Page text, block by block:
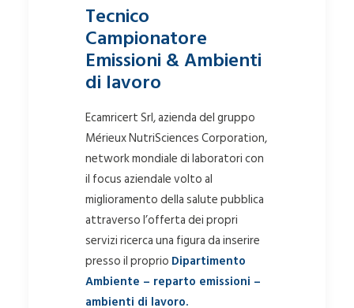
Tecnico
Campionatore
Emissioni & Ambienti
di lavoro
Ecamricert Srl, azienda del gruppo
Mérieux NutriSciences Corporation,
network mondiale di laboratori con
il focus aziendale volto al
miglioramento della salute pubblica
attraverso l’offerta dei propri
servizi ricerca una figura da inserire
presso il proprio Dipartimento
Ambiente – reparto emissioni –
ambienti di lavoro.